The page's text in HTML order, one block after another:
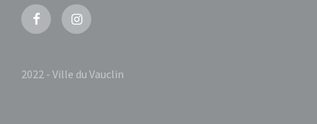
FacebookInstagram
2022 - Ville du Vauclin